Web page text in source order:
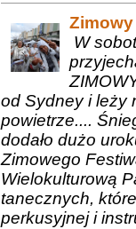
W
od Sydney i leży
powietrze....
dodało dużo
Zimowego
Wielokulturową
tanecznych,
perkusyjnej i